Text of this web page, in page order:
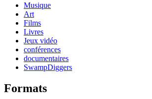
Musique
Art
Films
Livres
Jeux vidéo
conférences
documentaires
SwampDiggers
Formats